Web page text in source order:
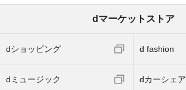
dマーケットストア
dショッピング d fashion
dミュージック dカーシェア